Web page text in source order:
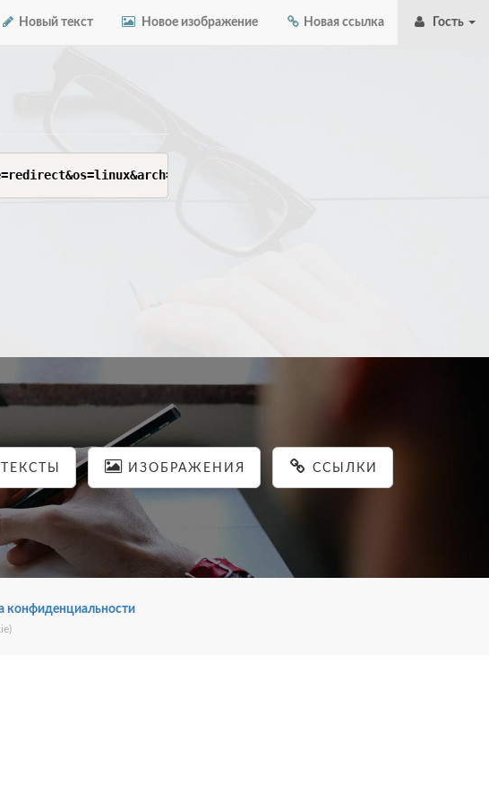
Новый текст Новое изображение Новая ссылка Гость
64&os_arch=x86-64&nacl_arch=x86-
ТЕКСТЫ ИЗОБРАЖЕНИЯ ССЫЛКИ
конфиденциальности